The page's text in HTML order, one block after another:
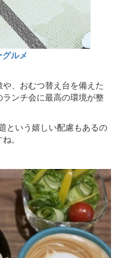
ルメ
、おむつ替え台を備えた
ンチ会に最高の環境が整
という嬉しい配慮もあるの
。